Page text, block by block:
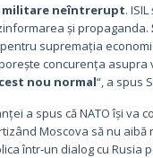
neîntrerupt.
și propaganda.
supremația
concurența
nou normal“, a spus
a spus că NATO își va
Moscova să nu aibă
într-un dialog cu